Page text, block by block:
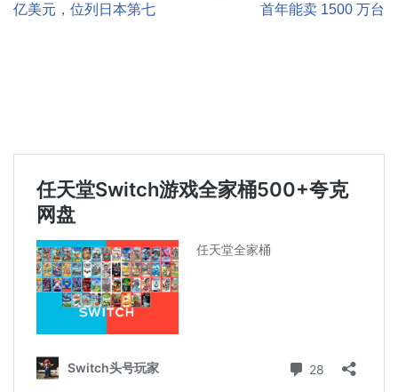
亿美元，位列日本第七
首年能卖 1500 万台